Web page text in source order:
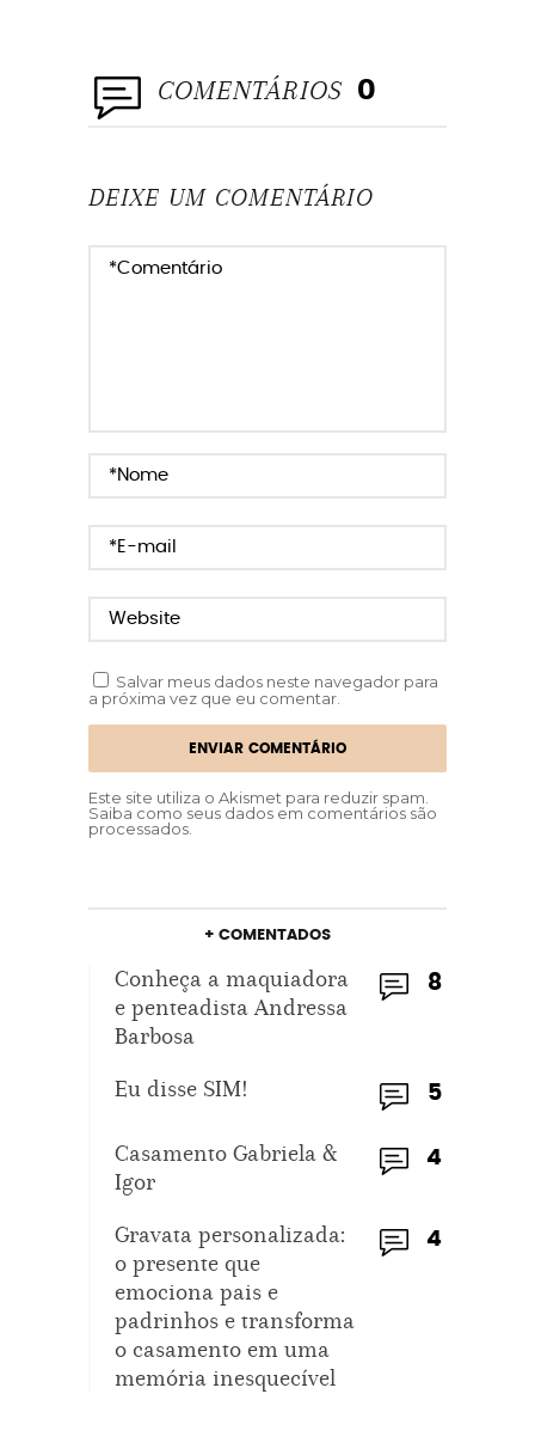
COMENTÁRIOS 0
DEIXE UM COMENTÁRIO
Salvar meus dados neste navegador para
a próxima vez que eu comentar.
Este site utiliza o Akismet para reduzir spam.
Saiba como seus dados em comentários são
processados
+ COMENTADOS
8
Conheça a maquiadora
e penteadista Andressa
Barbosa
5
Eu disse SIM!
4
Casamento Gabriela &
Igor
4
Gravata personalizada:
o presente que
emociona pais e
padrinhos e transforma
o casamento em uma
memória inesquecível